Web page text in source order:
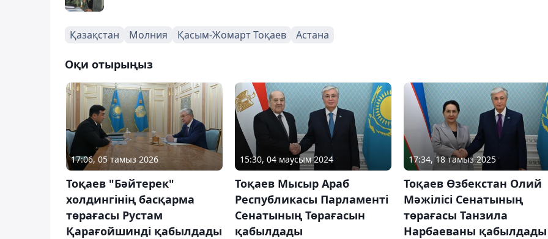
Қазақстан Молния Қасым-Жомарт Тоқаев Астана
Оқи отырыңыз
17:06, 05 тамыз 2026
Тоқаев "Бәйтерек"
холдингінің басқарма
төрағасы Рустам
Қарағойшинді қабылдады
15:30, 04 маусым 2024
Тоқаев Мысыр Араб
Республикасы Парламенті
Сенатының Төрағасын
қабылдады
17:34, 18 тамыз 2025
Тоқаев Өзбекстан Олий
Мәжілісі Сенатының
төрағасы Танзила
Нарбаеваны қабылдады